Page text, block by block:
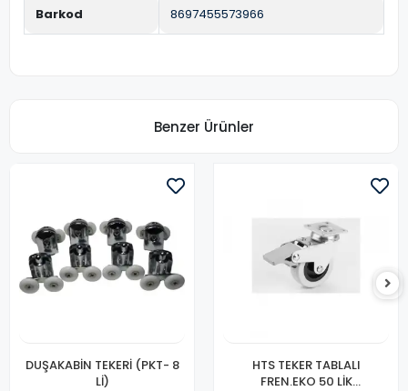
Barkod 8697455573966
Benzer Ürünler
DUŞAKABİN TEKERİ (PKT- 8
Lİ)
HTS TEKER TABLALI
FREN.EKO 50 LİK